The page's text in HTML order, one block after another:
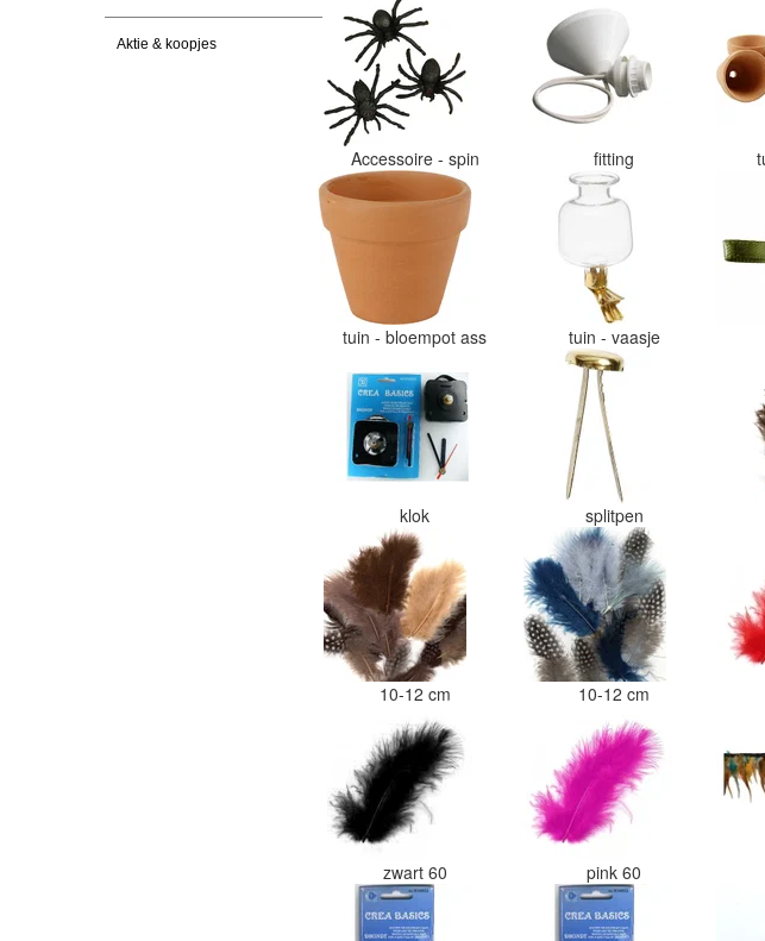
Aktie & koopjes
Accessoire - spin fitting
tuin - bloempot ass tuin - vaasje
klok splitpen
10-12 cm 10-12 cm
zwart 60 pink 60